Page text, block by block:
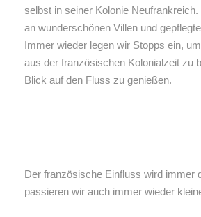
selbst in seiner Kolonie
an wunderschönen Villen und
Immer wieder legen wir Stopps ein,
aus der französischen Kolonialzeit zu
Blick auf den Fluss zu genießen.
Der französische Einfluss wird immer
passieren wir auch immer wieder